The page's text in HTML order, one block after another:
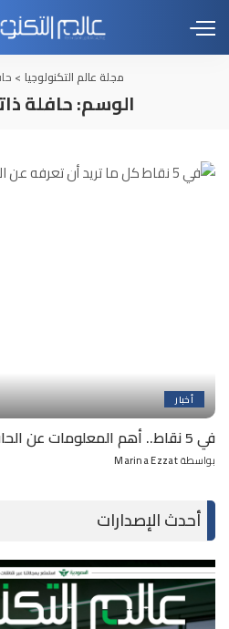
مجلة عالم التكنولوجيا >
الوسم:حافلة
أخبار
في 5 نقاط.. أهم المعلومات عن الحافلة ذاتية القيادة من STC
Posted
بواسطةMarina Ezzat
أحدث الإصدارات